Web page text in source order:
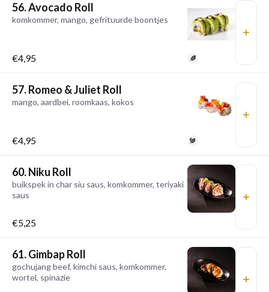
56. Avocado Roll
komkommer, mango, gefrituurde boontjes
€4,95
57. Romeo & Juliet Roll
mango, aardbei, roomkaas, kokos
€4,95
60. Niku Roll
buikspek in char siu saus, komkommer, teriyaki
saus
€5,25
61. Gimbap Roll
gochujang beef, kimchi saus, komkommer,
wortel, spinazie